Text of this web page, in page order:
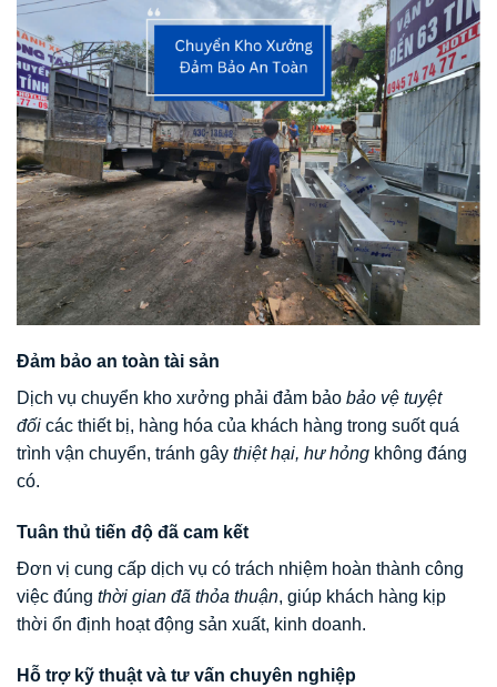
Đảm bảo an toàn tài sản
Dịch vụ chuyển kho xưởng phải đảm bảo bảo vệ tuyệt
đối các thiết bị, hàng hóa của khách hàng trong suốt quá
trình vận chuyển, tránh gây thiệt hại, hư hỏng không đáng
có.
Tuân thủ tiến độ đã cam kết
Đơn vị cung cấp dịch vụ có trách nhiệm hoàn thành công
việc đúng thời gian đã thỏa thuận, giúp khách hàng kịp
thời ổn định hoạt động sản xuất, kinh doanh.
Hỗ trợ kỹ thuật và tư vấn chuyên nghiệp